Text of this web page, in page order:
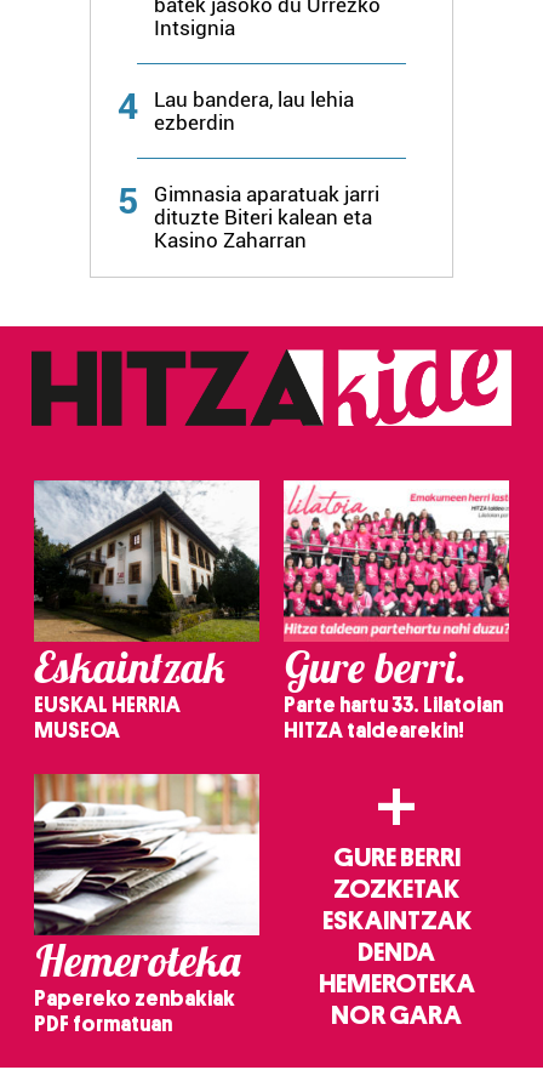
Intsignia
4
Lau bandera, lau lehia
ezberdin
5
Gimnasia aparatuak jarri
dituzte Biteri kalean eta
Kasino Zaharran
Eskaintzak
EUSKAL HERRIA
MUSEOA
Gure berri.
Parte hartu 33. Lilatoian
HITZA taldearekin!
Hemeroteka
Papereko zenbakiak
PDF formatuan
+
GURE BERRI
ZOZKETAK
ESKAINTZAK
DENDA
HEMEROTEKA
NOR GARA